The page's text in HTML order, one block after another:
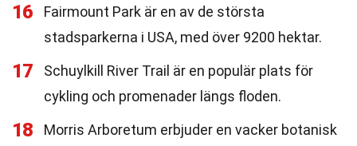
16
Fairmount Park är en av de största
stadsparkerna i USA, med över 9200 hektar.
17
Schuylkill River Trail är en populär plats för
cykling och promenader längs floden.
18
Morris Arboretum erbjuder en vacker botanisk